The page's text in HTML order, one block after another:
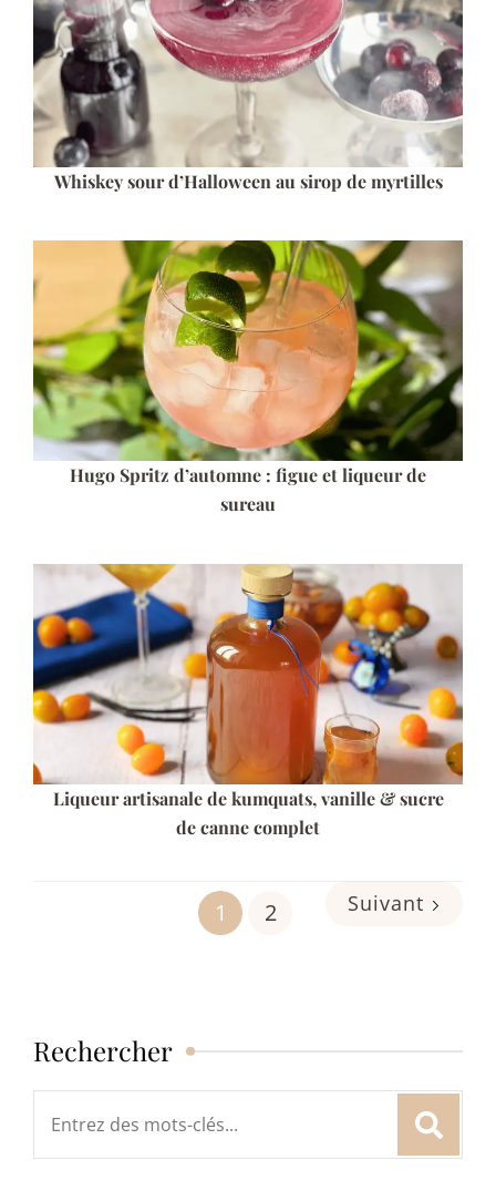
Whiskey sour d’Halloween au sirop de myrtilles
Hugo Spritz d’automne : figue et liqueur de
sureau
Liqueur artisanale de kumquats, vanille & sucre
de canne complet
1 2 Suivant
Rechercher